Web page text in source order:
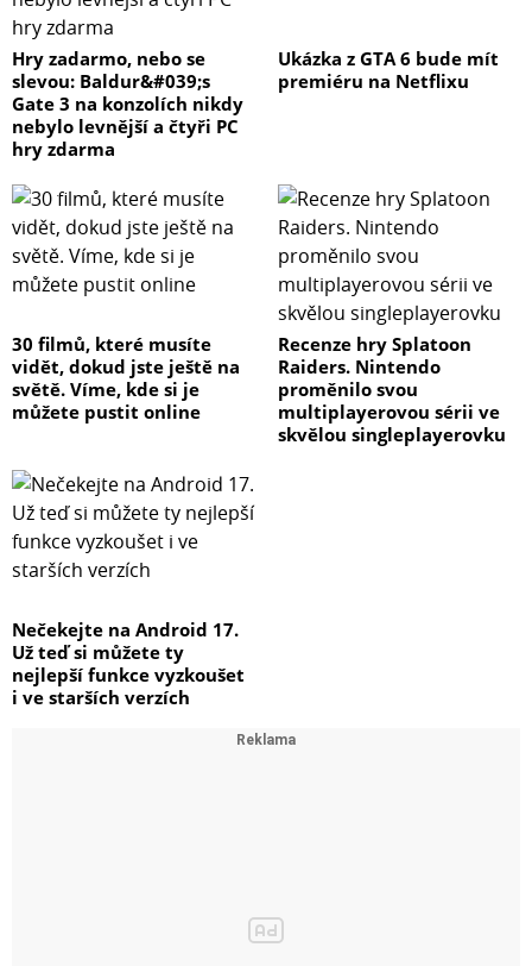
Hry zadarmo, nebo se
slevou: Baldur&#039;s
Gate 3 na konzolích nikdy
nebylo levnější a čtyři PC
hry zdarma
Ukázka z GTA 6 bude mít
premiéru na Netflixu
30 filmů, které musíte
vidět, dokud jste ještě na
světě. Víme, kde si je
můžete pustit online
Recenze hry Splatoon
Raiders. Nintendo
proměnilo svou
multiplayerovou sérii ve
skvělou singleplayerovku
Nečekejte na Android 17.
Už teď si můžete ty
nejlepší funkce vyzkoušet
i ve starších verzích